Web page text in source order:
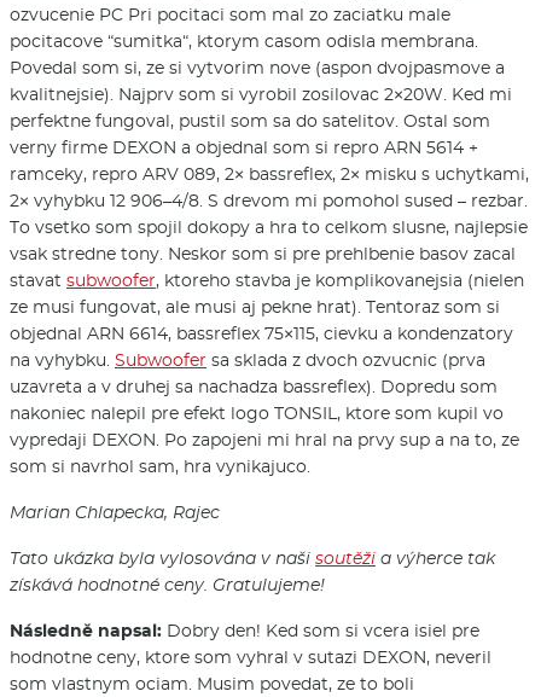
ozvucenie PC Pri pocitaci som mal zo zaciatku male
pocitacove “sumitka“, ktorym casom odisla membrana.
Povedal som si, ze si vytvorim nove (aspon dvojpasmove a
kvalitnejsie). Najprv som si vyrobil zosilovac 2×20W. Ked mi
perfektne fungoval, pustil som sa do satelitov. Ostal som
verny firme DEXON a objednal som si repro ARN 5614 +
ramceky, repro ARV 089, 2× bassreflex, 2× misku s uchytkami,
2× vyhybku 12 906–4/8. S drevom mi pomohol sused – rezbar.
To vsetko som spojil dokopy a hra to celkom slusne, najlepsie
vsak stredne tony. Neskor som si pre prehlbenie basov zacal
stavat subwoofer, ktoreho stavba je komplikovanejsia (nielen
ze musi fungovat, ale musi aj pekne hrat). Tentoraz som si
objednal ARN 6614, bassreflex 75×115, cievku a kondenzatory
na vyhybku. Subwoofer sa sklada z dvoch ozvucnic (prva
uzavreta a v druhej sa nachadza bassreflex). Dopredu som
nakoniec nalepil pre efekt logo TONSIL, ktore som kupil vo
vypredaji DEXON. Po zapojeni mi hral na prvy sup a na to, ze
som si navrhol sam, hra vynikajuco.
Marian Chlapecka, Rajec
Tato ukázka byla vylosována v naši soutěži a výherce tak
získává hodnotné ceny. Gratulujeme!
Následně napsal: Dobry den! Ked som si vcera isiel pre
hodnotne ceny, ktore som vyhral v sutazi DEXON, neveril
som vlastnym ociam. Musim povedat, ze to boli